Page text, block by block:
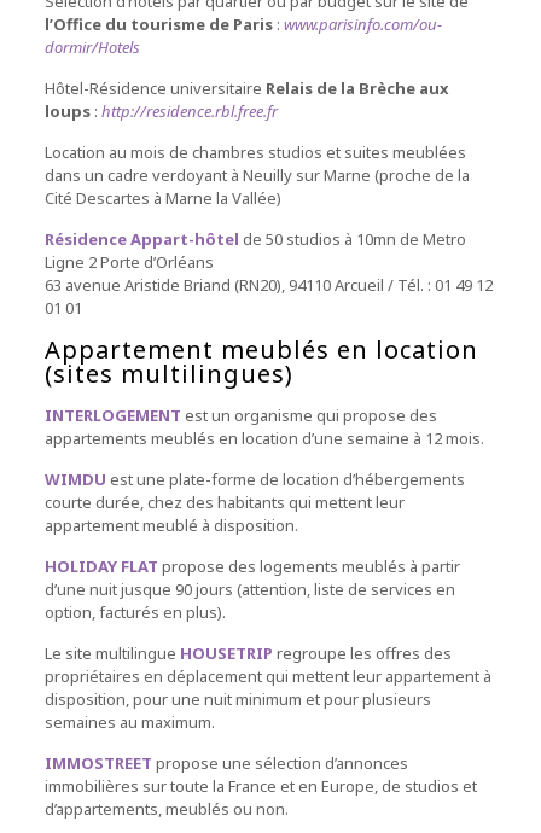
l’Office du tourisme de Paris: www.parisinfo.com/ou-
dormir/Hotels
Hôtel-Résidence universitaire Relais de la Brèche aux
loups: http://residence.rbl.free.fr
Location au mois de chambres studios et suites meublées
dans un cadre verdoyant à Neuilly sur Marne (proche de la
Cité Descartes à Marne la Vallée)
Résidence Appart-hôtel de 50 studios à 10mn de Metro
Ligne 2Porte d’Orléans
63 avenue Aristide Briand (RN20), 94110 Arcueil / Tél. : 01 49 12
01 01
Appartement meublés en location
(sites multilingues)
INTERLOGEMENT est un organisme qui propose des
appartements meublés en location d’une semaine à 12 mois.
WIMDU est une plate-forme de location d’hébergements
courte durée, chez des habitants qui mettent leur
appartement meublé à disposition.
HOLIDAY FLAT propose des logements meublés à partir
d’une nuit jusque 90 jours (attention, liste de services en
option, facturés en plus).
Le site multilingue HOUSETRIP regroupe les offres des
propriétaires en déplacement qui mettent leur appartement à
disposition, pour une nuit minimum et pour plusieurs
semaines au maximum.
IMMOSTREET propose une sélection d’annonces
immobilières sur toute la France et en Europe, de studios et
d’appartements, meublés ou non.